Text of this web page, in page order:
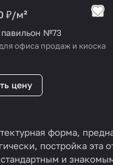
₽/м²
№73
офиса продаж и киоска
цену
форма,
постройка эта
и